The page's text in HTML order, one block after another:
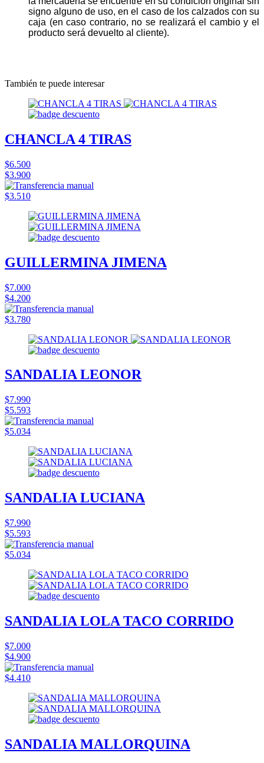
signo alguno de uso, en el caso de los calzados con su
caja (en caso contrario, no se realizará el cambio y el
producto será devuelto al cliente).
También te puede interesar
CHANCLA 4 TIRAS
$6.500
$3.900
$3.510
GUILLERMINA JIMENA
$7.000
$4.200
$3.780
SANDALIA LEONOR
$7.990
$5.593
$5.034
SANDALIA LUCIANA
$7.990
$5.593
$5.034
SANDALIA LOLA TACO CORRIDO
$7.000
$4.900
$4.410
SANDALIA MALLORQUINA